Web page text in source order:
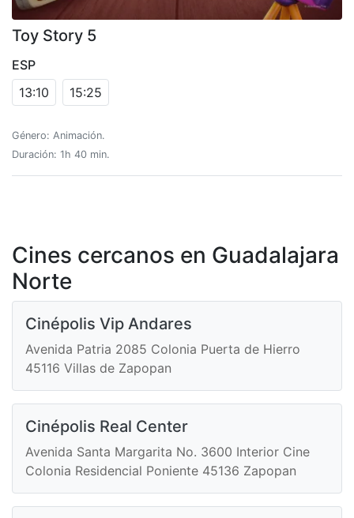
Toy Story 5
ESP
13:10
15:25
Género: Animación.
Duración: 1h 40 min.
Cines cercanos en Guadalajara
Norte
Cinépolis Vip Andares
Avenida Patria 2085 Colonia Puerta de Hierro
45116 Villas de Zapopan
Cinépolis Real Center
Avenida Santa Margarita No. 3600 Interior Cine
Colonia Residencial Poniente 45136 Zapopan